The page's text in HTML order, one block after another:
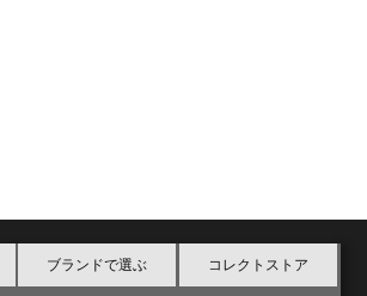
ブランドで選ぶ コレクトストア